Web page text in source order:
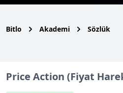
Bitlo Akademi Sözlük
Price Action (Fiyat